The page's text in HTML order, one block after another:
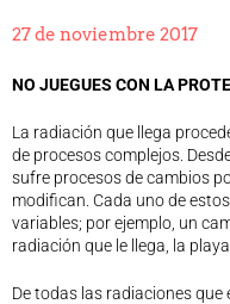
Profesionales
Empleo
Tablón de anuncios
Biblioteca
Legislación
Ventajas
Canal ético
27 de noviembre 2017
NO JUEGUES CON LA
La radiación que llega
de procesos complejos.
sufre procesos de cambios
modifican. Cada uno de
variables; por ejemplo, un
radiación que le llega, la
De todas las radiaciones que